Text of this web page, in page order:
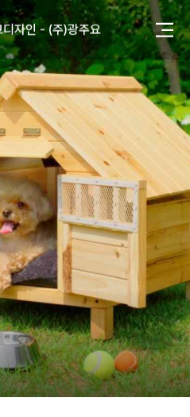
자인 - (주)광주요
(주)세스코
- 삼성전자㈜
- 카피어랜드㈜
페이지 - (주)분독
로그 - 피자마루
백조씽크
자인 - 중외제약
자인 - 고려은단
)듀오백
고피자
모스커피㈜
양홀딩스
캣
자인 - (주)화요
디자인 - (주)광주요
(주)세스코
- 삼성전자㈜
- 카피어랜드㈜
페이지 - (주)분독
로그 - 피자마루